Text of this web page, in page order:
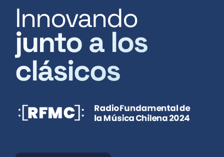
Innovando
junto a los
clásicos